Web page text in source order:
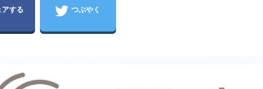
アする つぶやく